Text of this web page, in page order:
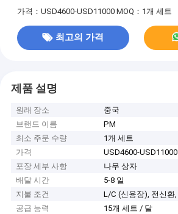
가격：USD4600-USD11000 MOQ：1개 세트
최고의 가격
제품 설명
원래 장소
중국
브랜드 이름
PM
최소 주문 수량
1개 세트
가격
USD4600-USD11000
포장 세부 사항
나무 상자
배달 시간
5-8 일
지불 조건
L/C (신용장), 전신환
공급 능력
15개 세트 / 달